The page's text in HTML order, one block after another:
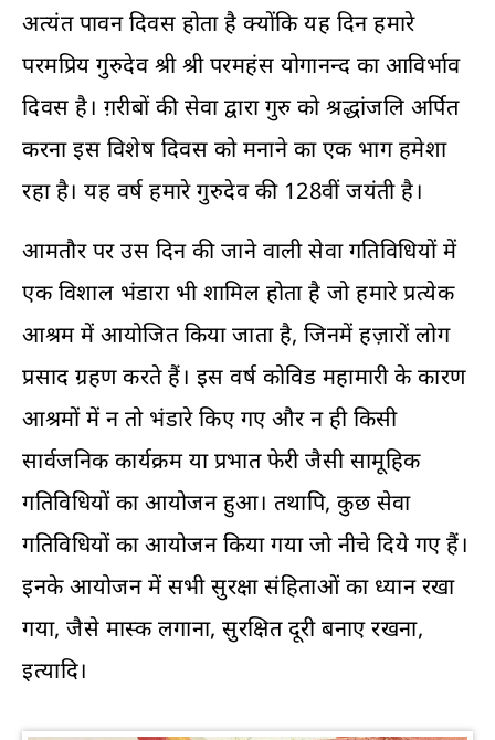
अत्यंत पावन दिवस होता है क्योंकि यह दिन हमारे
परमप्रिय गुरुदेव श्री श्री परमहंस योगानन्द का आविर्भाव
दिवस है। ग़रीबों की सेवा द्वारा गुरु को श्रद्धांजलि अर्पित
करना इस विशेष दिवस को मनाने का एक भाग हमेशा
रहा है। यह वर्ष हमारे गुरुदेव की 128वीं जयंती है।
आमतौर पर उस दिन की जाने वाली सेवा गतिविधियों में
एक विशाल भंडारा भी शामिल होता है जो हमारे प्रत्येक
आश्रम में आयोजित किया जाता है, जिनमें हज़ारों लोग
प्रसाद ग्रहण करते हैं। इस वर्ष कोविड महामारी के कारण
आश्रमों में न तो भंडारे किए गए और न ही किसी
सार्वजनिक कार्यक्रम या प्रभात फेरी जैसी सामूहिक
गतिविधियों का आयोजन हुआ। तथापि, कुछ सेवा
गतिविधियों का आयोजन किया गया जो नीचे दिये गए हैं।
इनके आयोजन में सभी सुरक्षा संहिताओं का ध्यान रखा
गया, जैसे मास्क लगाना, सुरक्षित दूरी बनाए रखना,
इत्यादि।